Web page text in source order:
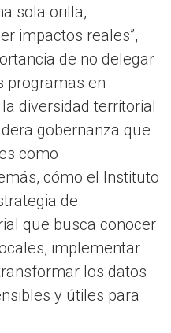
sola orilla,
impactos reales”,
de no delegar
programas en
diversidad territorial
gobernanza que
como
cómo el Instituto
de
que busca conocer
implementar
los datos
y útiles para